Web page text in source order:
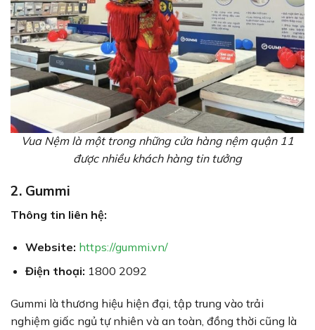
Vua Nệm là một trong những cửa hàng nệm quận 11
được nhiều khách hàng tin tưởng
2. Gummi
Thông tin liên hệ:
Website: https://gummi.vn/
Điện thoại: 1800 2092
Gummi là thương hiệu hiện đại, tập trung vào trải
nghiệm giấc ngủ tự nhiên và an toàn, đồng thời cũng là